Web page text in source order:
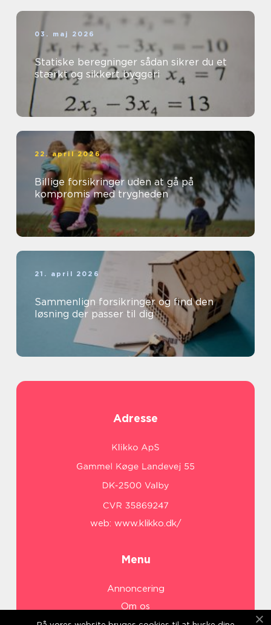
03. maj 2026
Statiske beregninger sådan sikrer du et
stærkt og sikkert byggeri
22. april 2026
Billige forsikringer uden at gå på
kompromis med trygheden
21. april 2026
Sammenlign forsikringer og find den
løsning der passer til dig
Adresse
web: www.klikko.dk/
Menu
Annoncering
Om os